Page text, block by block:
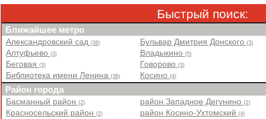
Быстрый поиск:
Ближайшее метро
Александровский сад (36)
Алтуфьево (3)
Беговая (3)
Библиотека имени Ленина (36)
Бульвар Дмитрия Донского (3)
Владыкино (5)
Говорово (3)
Косино (4)
Район города
Басманный район (2)
Красносельский район (2)
район Западное Дегунино (2)
район Косино-Ухтомский (4)